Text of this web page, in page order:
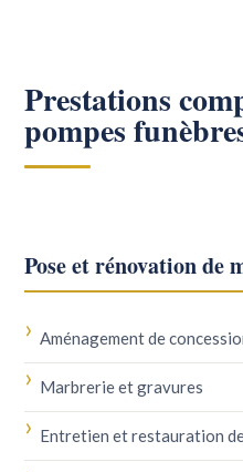
Prestations
pompes
Pose et rénovation de
Aménagement de
Marbrerie et gravures
Entretien et restauration